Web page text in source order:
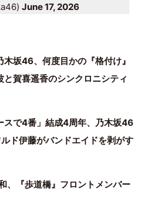
June 17, 2026
木坂46、何度目かの『格付け』
賀喜遥香のシンクロニシティ
スで4番」結成4周年、乃木坂46
ド伊藤がバンドエイドを剥がす
、『歩道橋』フロントメンバー